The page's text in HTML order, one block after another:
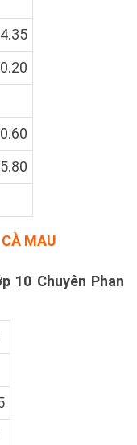
MAU
10 Chuyên Phan